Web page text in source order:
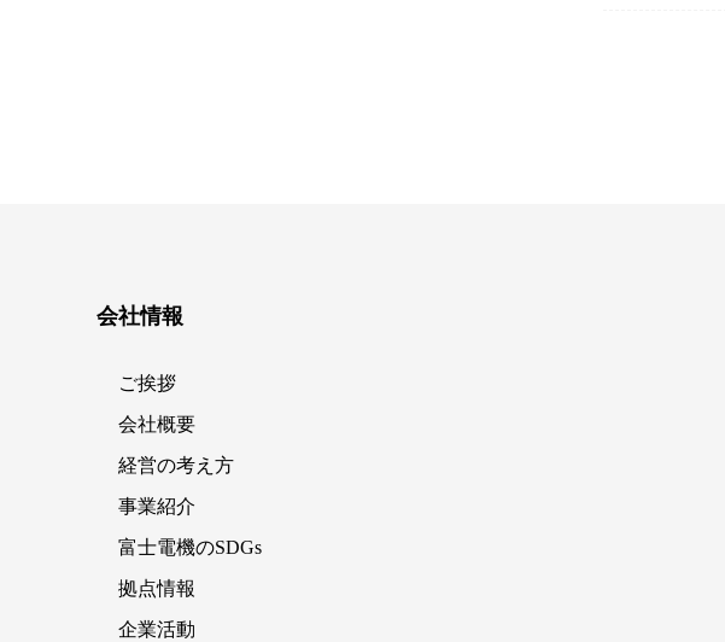
会社情報
ご挨拶
会社概要
経営の考え方
事業紹介
富士電機のSDGs
拠点情報
企業活動